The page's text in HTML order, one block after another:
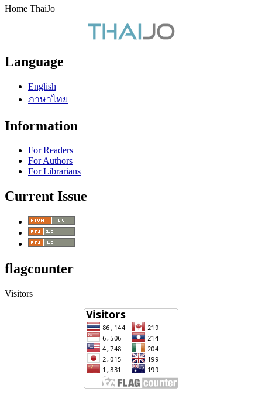
Home ThaiJo
Language
English
ภาษาไทย
Information
For Readers
For Authors
For Librarians
Current Issue
flagcounter
Visitors